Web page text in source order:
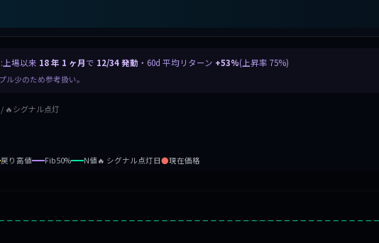
:上場以来 18 年 1 ヶ月で 12/34 発動 ・60d 平均リターン +53%(上昇率 75%)
ル少のため参考扱い。
🔥シグナル点灯
戻り高値 Fib50% N値🔥 シグナル点灯日●現在価格